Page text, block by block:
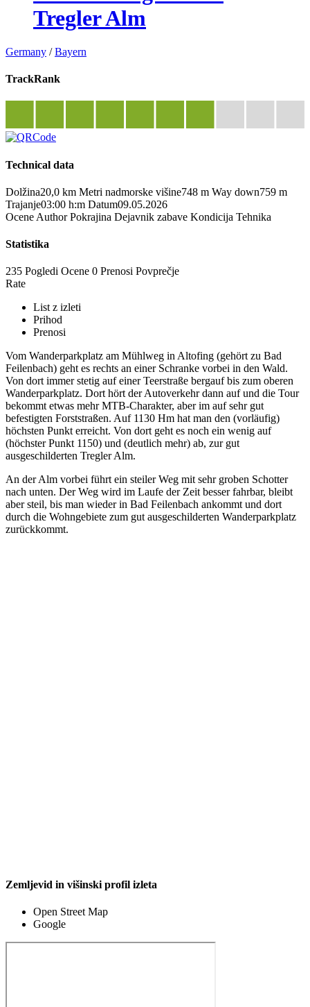
Tregler Alm
Germany /Bayern
TrackRank
Technical data
Dolžina20,0 km Metri nadmorske višine748 m Way down759 m
Trajanje03:00 h:m Datum09.05.2026
Ocene Author Pokrajina Dejavnik zabave Kondicija Tehnika
Statistika
235 Pogledi Ocene 0 Prenosi Povprečje
Rate
List z izleti
Prihod
Prenosi
Vom Wanderparkplatz am Mühlweg in Altofing (gehört zu Bad
Feilenbach) geht es rechts an einer Schranke vorbei in den Wald.
Von dort immer stetig auf einer Teerstraße bergauf bis zum oberen
Wanderparkplatz. Dort hört der Autoverkehr dann auf und die Tour
bekommt etwas mehr MTB-Charakter, aber im auf sehr gut
befestigten Forststraßen. Auf 1130 Hm hat man den (vorläufig)
höchsten Punkt erreicht. Von dort geht es noch ein wenig auf
(höchster Punkt 1150) und (deutlich mehr) ab, zur gut
ausgeschilderten Tregler Alm.
An der Alm vorbei führt ein steiler Weg mit sehr groben Schotter
nach unten. Der Weg wird im Laufe der Zeit besser fahrbar, bleibt
aber steil, bis man wieder in Bad Feilenbach ankommt und dort
durch die Wohngebiete zum gut ausgeschilderten Wanderparkplatz
zurückkommt.
Zemljevid in višinski profil izleta
Open Street Map
Google